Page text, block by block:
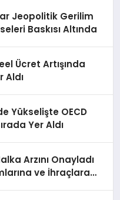
Jeopolitik Gerilim
Baskısı Altında
Ücret Artışında
Aldı
Yükselişte OECD
Yer Aldı
Arzını Onayladı
ve İhraçlara